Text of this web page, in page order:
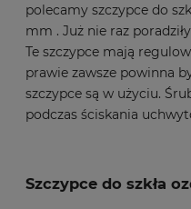
polecamy szczypce do
mm . Już nie raz
Te szczypce mają
prawie zawsze powinna
szczypce są w użyciu.
podczas ściskania
Szczypce do szkła